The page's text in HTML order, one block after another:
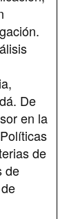
De
en la
de
de